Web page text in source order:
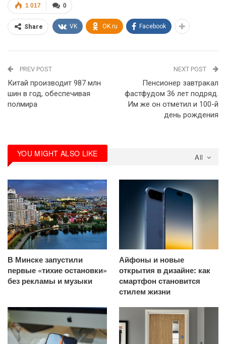
0
1 017
Share VK OK.ru Facebook
PREV POST
Китай производит 987 млн
шин в год, обеспечивая
полмира
NEXT POST
Пенсионер завтракал
фастфудом 36 лет подряд.
Им же он отметил и 100-й
день рождения
All
YOU MIGHT ALSO LIKE
В Минске запустили
первые «тихие остановки»
без рекламы и музыки
Айфоны и новые
открытия в дизайне: как
смартфон становится
стилем жизни